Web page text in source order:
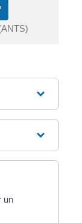
un